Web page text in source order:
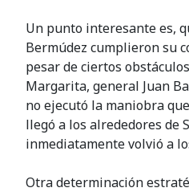
Un punto interesante es,
Bermúdez cumplieron su
pesar de ciertos
Margarita, general Juan
no ejecutó la maniobra
llegó a los alrededores de
inmediatamente volvió a
Otra determinación